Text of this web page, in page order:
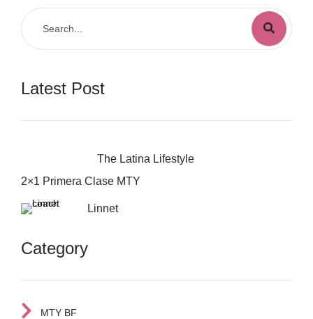
Latest Post
The Latina Lifestyle
2×1 Primera Clase MTY
Linnet
Category
MTY BF